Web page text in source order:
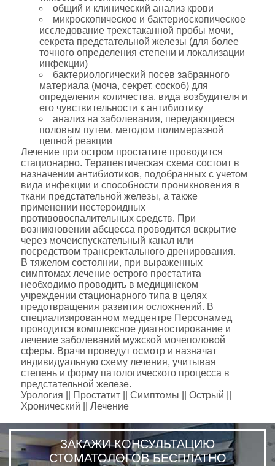
общий и клинический анализ крови
микроскопическое и бактериоскопическое
исследование трехстаканной пробы мочи,
секрета предстательной железы (для более
точного определения степени и локализации
инфекции)
бактериологический посев забранного
материала (моча, секрет, соскоб) для
определения количества, вида возбудителя и
его чувствительности к антибиотику
анализ на заболевания, передающиеся
половым путем, методом полимеразной
цепной реакции
Лечение при остром простатите проводится
стационарно. Терапевтическая схема состоит в
назначении антибиотиков, подобранных с учетом
вида инфекции и способности проникновения в
ткани предстательной железы, а также
применении нестероидных
противовоспалительных средств. При
возникновении абсцесса проводится вскрытие
через мочеиспускательный канал или
посредством трансректального дренирования.
В тяжелом состоянии, при выраженных
симптомах лечение острого простатита
необходимо проводить в медицинском
учреждении стационарного типа в целях
предотвращения развития осложнений. В
специализированном медцентре Персонамед
проводится комплексное диагностирование и
лечение заболеваний мужской мочеполовой
сферы. Врачи проведут осмотр и назначат
индивидуальную схему лечения, учитывая
степень и форму патологического процесса в
предстательной железе.
Урология || Простатит || Симптомы || Острый ||
Хронический || Лечение
ЗАКАЖИ КОНСУЛЬТАЦИЮ
СТОМАТОЛОГОВ БЕСПЛАТНО